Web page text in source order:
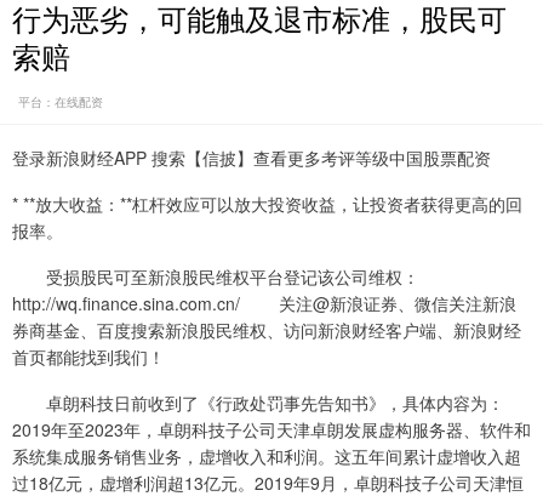
行为恶劣，可能触及退市标准，股民可
索赔
平台：在线配资
登录新浪财经APP 搜索【信披】查看更多考评等级中国股票配资
* **放大收益：**杠杆效应可以放大投资收益，让投资者获得更高的回
报率。
受损股民可至新浪股民维权平台登记该公司维权：
http://wq.finance.sina.com.cn/ 关注@新浪证券、微信关注新浪
券商基金、百度搜索新浪股民维权、访问新浪财经客户端、新浪财经
首页都能找到我们！
卓朗科技日前收到了《行政处罚事先告知书》，具体内容为：
2019年至2023年，卓朗科技子公司天津卓朗发展虚构服务器、软件和
系统集成服务销售业务，虚增收入和利润。这五年间累计虚增收入超
过18亿元，虚增利润超13亿元。2019年9月，卓朗科技子公司天津恒